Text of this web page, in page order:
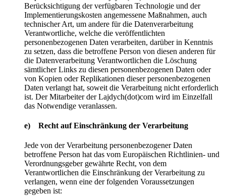
Berücksichtigung der verfügbaren Technologie und der
Implementierungskosten angemessene Maßnahmen, auch
technischer Art, um andere für die Datenverarbeitung
Verantwortliche, welche die veröffentlichten
personenbezogenen Daten verarbeiten, darüber in Kenntnis
zu setzen, dass die betroffene Person von diesen anderen für
die Datenverarbeitung Verantwortlichen die Löschung
sämtlicher Links zu diesen personenbezogenen Daten oder
von Kopien oder Replikationen dieser personenbezogenen
Daten verlangt hat, soweit die Verarbeitung nicht erforderlich
ist. Der Mitarbeiter der Lajdych(dot)com wird im Einzelfall
das Notwendige veranlassen.
e) Recht auf Einschränkung der Verarbeitung
Jede von der Verarbeitung personenbezogener Daten
betroffene Person hat das vom Europäischen Richtlinien- und
Verordnungsgeber gewährte Recht, von dem
Verantwortlichen die Einschränkung der Verarbeitung zu
verlangen, wenn eine der folgenden Voraussetzungen
gegeben ist: